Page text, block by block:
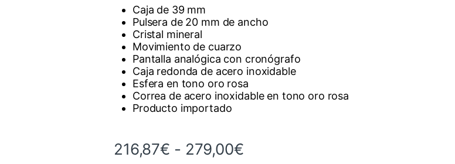
Caja de 39 mm
Pulsera de 20 mm de ancho
Cristal mineral
Movimiento de cuarzo
Pantalla analógica con cronógrafo
Caja redonda de acero inoxidable
Esfera en tono oro rosa
Correa de acero inoxidable en tono oro rosa
Producto importado
216,87€ - 279,00€Rango de precios: desde